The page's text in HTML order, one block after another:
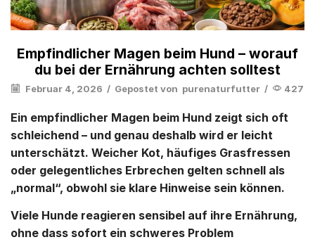
Empfindlicher Magen beim Hund – worauf
du bei der Ernährung achten solltest
Februar 4, 2026 / Gepostet von purenaturfutter / 427
Ein empfindlicher Magen beim Hund zeigt sich oft
schleichend – und genau deshalb wird er leicht
unterschätzt. Weicher Kot, häufiges Grasfressen
oder gelegentliches Erbrechen gelten schnell als
„normal“, obwohl sie klare Hinweise sein können.
Viele Hunde reagieren sensibel auf ihre Ernährung,
ohne dass sofort ein schweres Problem